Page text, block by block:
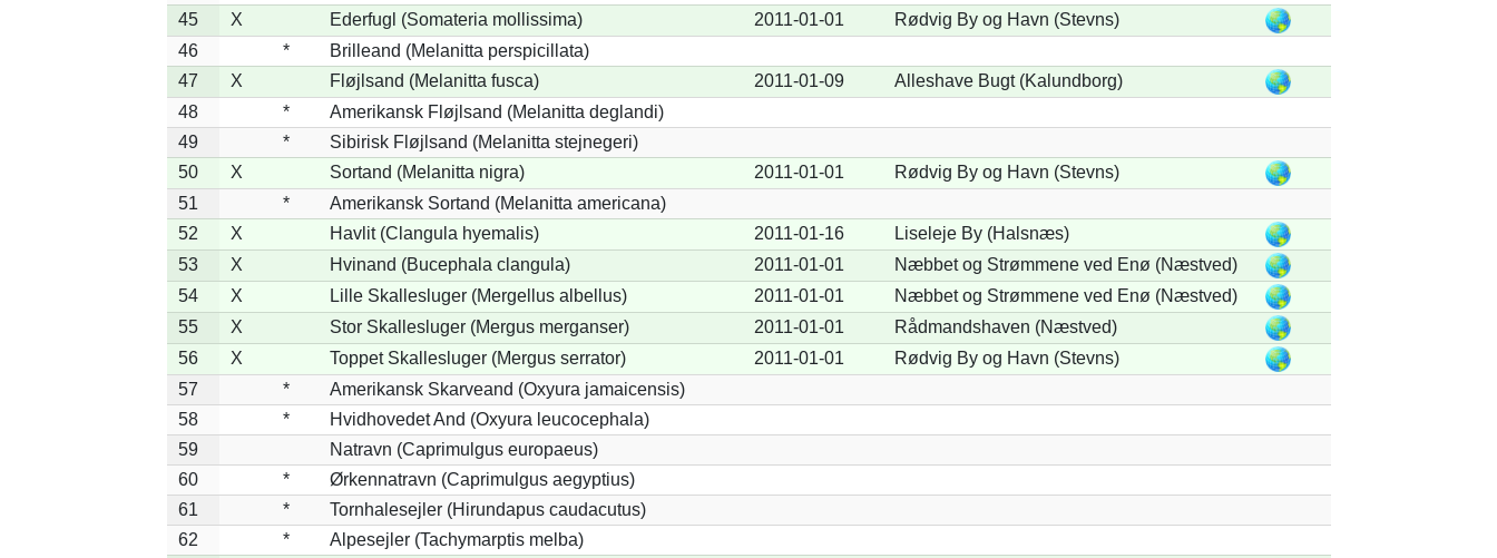
45
X Ederfugl (Somateria mollissima) 2011-01-01
Rødvig By og Havn (Stevns)
46
*
Brilleand (Melanitta perspicillata)
47
X Fløjlsand (Melanitta fusca) 2011-01-09
Alleshave Bugt (Kalundborg)
48
*
Amerikansk Fløjlsand (Melanitta deglandi)
49
*
Sibirisk Fløjlsand (Melanitta stejnegeri)
50
X Sortand (Melanitta nigra) 2011-01-01
Rødvig By og Havn (Stevns)
51
*
Amerikansk Sortand (Melanitta americana)
52
X Havlit (Clangula hyemalis) 2011-01-16
Liseleje By (Halsnæs)
53
X Hvinand (Bucephala clangula) 2011-01-01
Næbbet og Strømmene ved Enø (Næstved)
54
X Lille Skallesluger (Mergellus albellus) 2011-01-01
Næbbet og Strømmene ved Enø (Næstved)
55
X Stor Skallesluger (Mergus merganser) 2011-01-01
Rådmandshaven (Næstved)
56
X Toppet Skallesluger (Mergus serrator) 2011-01-01
Rødvig By og Havn (Stevns)
57
*
Amerikansk Skarveand (Oxyura jamaicensis)
58
*
Hvidhovedet And (Oxyura leucocephala)
59
Natravn (Caprimulgus europaeus)
60
*
Ørkennatravn (Caprimulgus aegyptius)
61
*
Tornhalesejler (Hirundapus caudacutus)
62
*
Alpesejler (Tachymarptis melba)